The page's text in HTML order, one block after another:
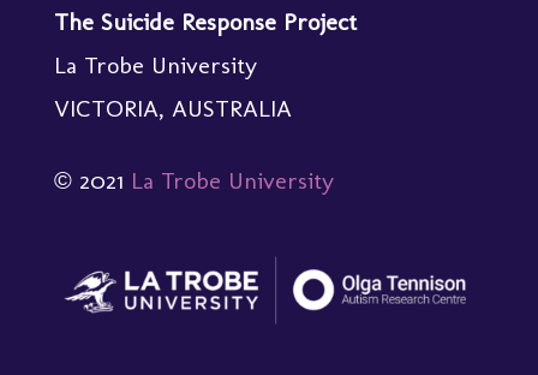
The Suicide Response Project
La Trobe University
VICTORIA, AUSTRALIA
© 2021 La Trobe University